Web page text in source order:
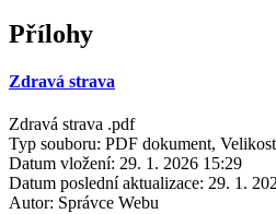
Přílohy
Zdravá strava
Zdravá strava .pdf
Typ souboru: PDF dokument,
Datum vložení: 29. 1. 2026 15:29
Datum poslední aktualizace: 29. 1.
Autor: Správce Webu